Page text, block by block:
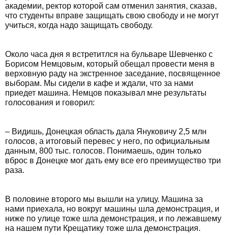
академии, ректор которой сам отменил занятия, сказав,
что студенты вправе защищать свою свободу и не могут
учиться, когда надо защищать свободу.
Около часа дня я встретитлся на бульваре Шевченко с
Борисом Немцовым, который обещал провести меня в
верховную раду на экстренное заседание, посвященное
выборам. Мы сидели в кафе и ждали, что за нами
приедет машина. Немцов показывал мне результаты
голосования и говорил:
– Видишь, Донецкая область дала Януковичу 2,5 млн
голосов, а итоговый перевес у него, по официальным
данным, 800 тыс. голосов. Понимаешь, один только
вброс в Донецке мог дать ему все его преимущество три
раза.
В половине второго мы вышли на улицу. Машина за
нами приехала, но вокруг машины шла демонстрация, и
ниже по улице тоже шла демонстрация, и по лежавшему
на нашем пути Крещатику тоже шла демонстрация.